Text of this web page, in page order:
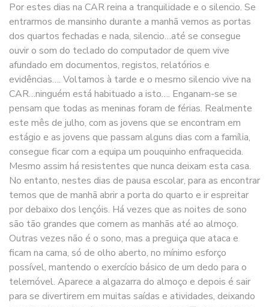
Por estes dias na CAR reina a tranquilidade e o silencio. Se
entrarmos de mansinho durante a manhã vemos as portas
dos quartos fechadas e nada, silencio…até se consegue
ouvir o som do teclado do computador de quem vive
afundado em documentos, registos, relatórios e
evidências…. Voltamos à tarde e o mesmo silencio vive na
CAR…ninguém está habituado a isto…. Enganam-se se
pensam que todas as meninas foram de férias. Realmente
este mês de julho, com as jovens que se encontram em
estágio e as jovens que passam alguns dias com a família,
consegue ficar com a equipa um pouquinho enfraquecida.
Mesmo assim há resistentes que nunca deixam esta casa.
No entanto, nestes dias de pausa escolar, para as encontrar
temos que de manhã abrir a porta do quarto e ir espreitar
por debaixo dos lençóis. Há vezes que as noites de sono
são tão grandes que comem as manhãs até ao almoço.
Outras vezes não é o sono, mas a preguiça que ataca e
ficam na cama, só de olho aberto, no mínimo esforço
possível, mantendo o exercício básico de um dedo para o
telemóvel. Aparece a algazarra do almoço e depois é sair
para se divertirem em muitas saídas e atividades, deixando